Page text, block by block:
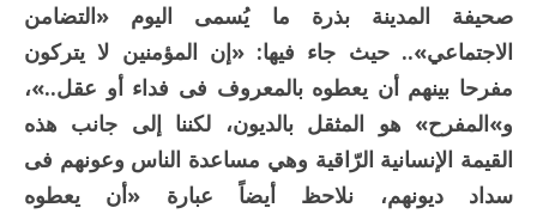
صحيفة المدينة بذرة ما يُسمى اليوم «التضامن
الاجتماعي».. حيث جاء فيها: «إن المؤمنين لا يتركون
مفرحا بينهم أن يعطوه بالمعروف فى فداء أو عقل..»،
و»المفرح» هو المثقل بالديون، لكننا إلى جانب هذه
القيمة الإنسانية الرّاقية وهي مساعدة الناس وعونهم فى
سداد ديونهم، نلاحظ أيضاً عبارة «أن يعطوه